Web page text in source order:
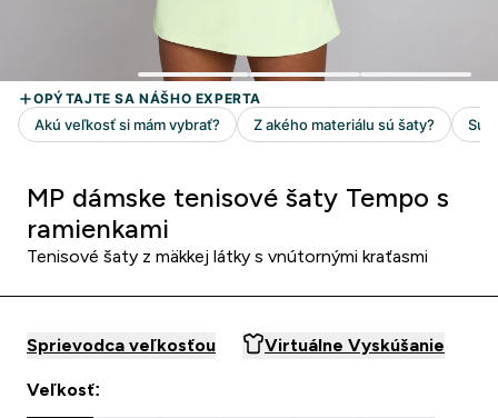
MP dámske tenisové šaty Tempo s
ramienkami
Tenisové šaty z mäkkej látky s vnútornými kraťasmi
Sprievodca veľkosťou Virtuálne Vyskúšanie
Veľkosť: